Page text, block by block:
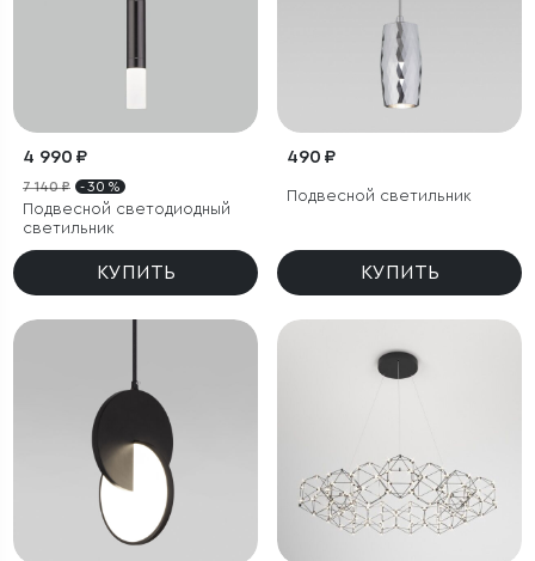
4 990 ₽
7 140 ₽ - 30 %
Подвесной светодиодный
светильник
КУПИТЬ
490 ₽
Подвесной светильник
КУПИТЬ